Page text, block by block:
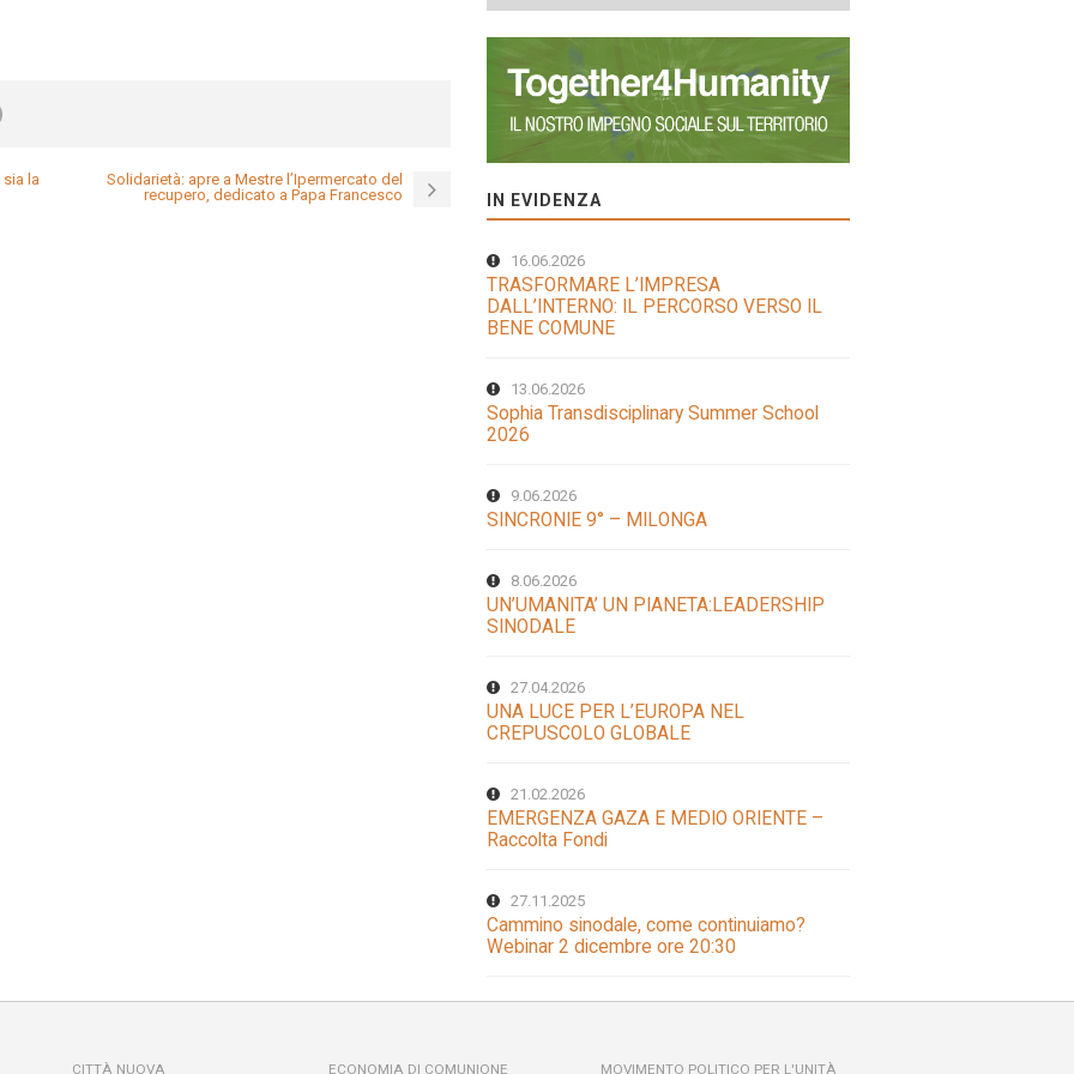
la
Solidarietà: apre a Mestre l’Ipermercato del
recupero, dedicato a Papa Francesco
IN EVIDENZA
16.06.2026
TRASFORMARE L’IMPRESA
DALL’INTERNO: IL PERCORSO VERSO IL
BENE COMUNE
13.06.2026
Sophia Transdisciplinary Summer School
2026
9.06.2026
SINCRONIE 9° – MILONGA
8.06.2026
UN’UMANITA’ UN PIANETA:LEADERSHIP
SINODALE
27.04.2026
UNA LUCE PER L’EUROPA NEL
CREPUSCOLO GLOBALE
21.02.2026
EMERGENZA GAZA E MEDIO ORIENTE –
Raccolta Fondi
27.11.2025
Cammino sinodale, come continuiamo?
Webinar 2 dicembre ore 20:30
CITTÀ NUOVA ECONOMIA DI COMUNIONE MOVIMENTO POLITICO PER L'UNITÀ